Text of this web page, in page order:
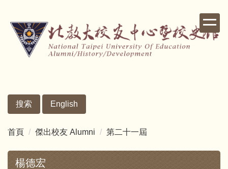
到
搜索 English
首頁 傑出校友 Alumni 第二十一屆
楊德宏